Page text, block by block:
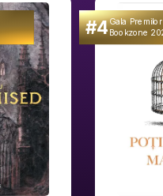
#4Gala
Bookzone